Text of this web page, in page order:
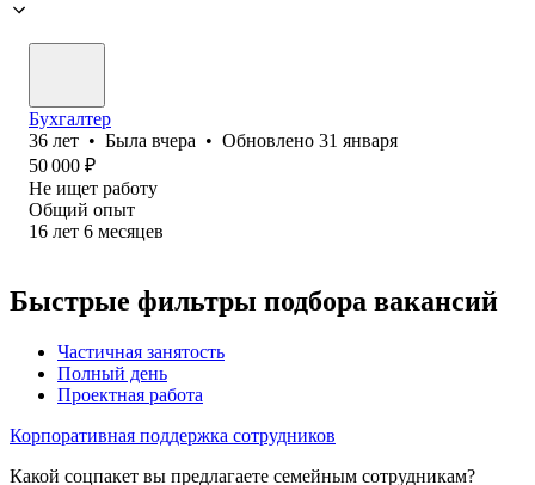
Бухгалтер
36 лет • Была вчера • Обновлено 31 января
50 000 ₽
Не ищет работу
Общий опыт
16 лет 6 месяцев
Быстрые фильтры подбора вакансий
Частичная занятость
Полный день
Проектная работа
Корпоративная поддержка сотрудников
Какой соцпакет вы предлагаете семейным сотрудникам?